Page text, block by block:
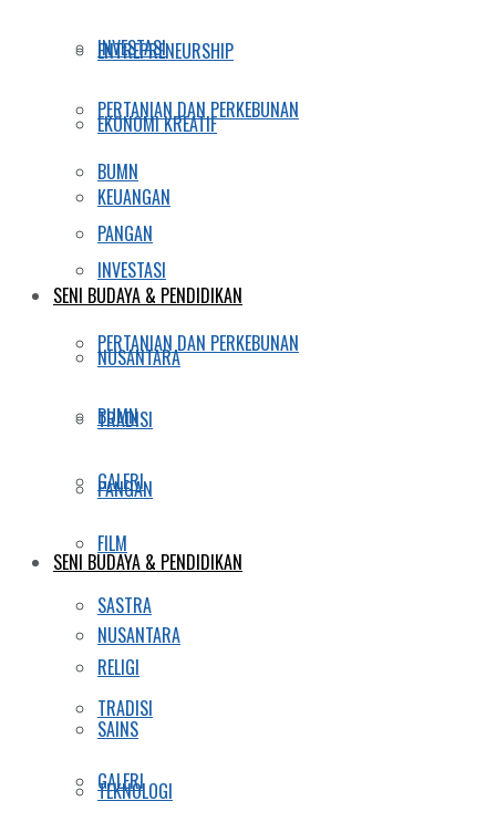
INVESTASI
PERTANIAN DAN PERKEBUNAN
BUMN
PANGAN
SENI BUDAYA & PENDIDIKAN
NUSANTARA
TRADISI
GALERI
FILM
SASTRA
RELIGI
SAINS
TEKNOLOGI
ENTREPRENEURSHIP
EKONOMI KREATIF
KEUANGAN
INVESTASI
PERTANIAN DAN PERKEBUNAN
BUMN
PANGAN
SENI BUDAYA & PENDIDIKAN
NUSANTARA
TRADISI
GALERI